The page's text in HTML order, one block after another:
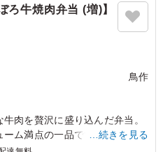
ろ牛焼肉弁当 (増)】
鳥作
肉を贅沢に盛り込んだ弁当。
ム満点の一品です。食欲をそ
ランチタイムを演出します。
…続きを見る